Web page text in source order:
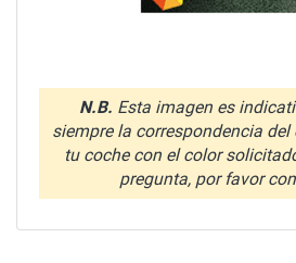
N.B. Esta imagen es
siempre la correspondencia
tu coche con el color
pregunta, por favor